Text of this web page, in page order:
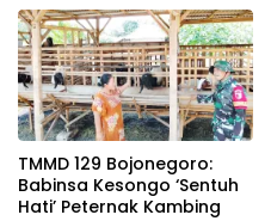
TMMD 129 Bojonegoro:
Babinsa Kesongo ‘Sentuh
Hati’ Peternak Kambing